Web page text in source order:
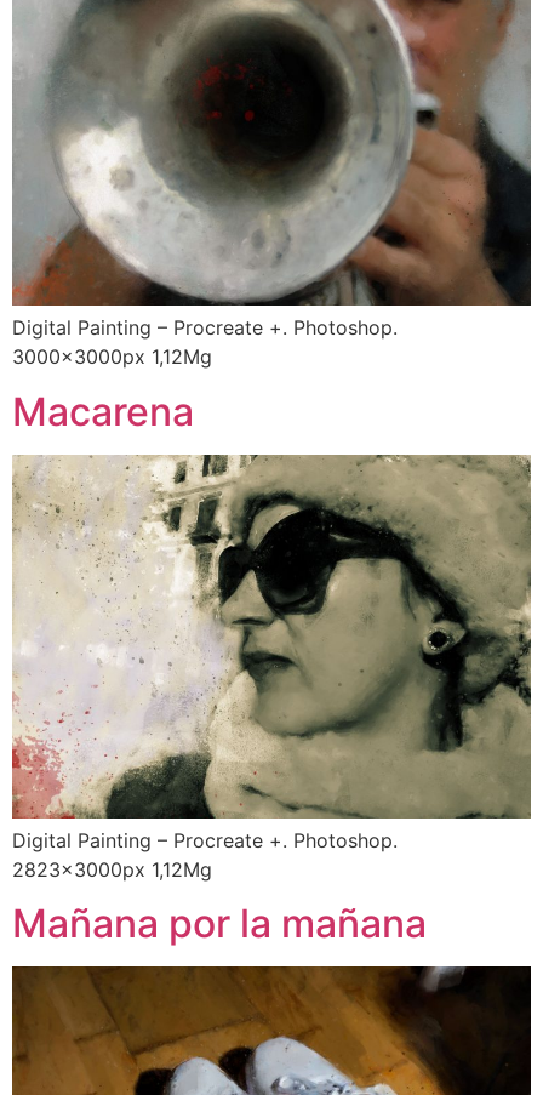
Digital Painting – Procreate +. Photoshop.
3000x3000px 1,12Mg
Macarena
Digital Painting – Procreate +. Photoshop.
2823x3000px 1,12Mg
Mañana por la mañana